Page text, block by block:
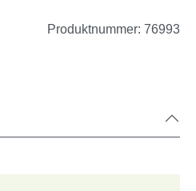
Produktnummer: 76993